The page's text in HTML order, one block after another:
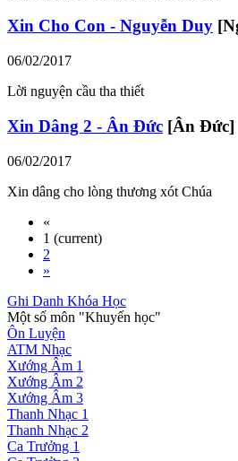
Xin Cho Con - Nguyễn Duy
06/02/2017
Lời nguyện cầu tha thiết
Xin Dâng 2 - Ân Đức [Ân Đức]
06/02/2017
Xin dâng cho lòng thương xót Chúa
«
1 (current)
2
»
Ghi Danh Khóa Học
Một số môn "Khuyến học"
Ôn Luyện
ATM Nhạc
Xướng Âm 1
Xướng Âm 2
Xướng Âm 3
Thanh Nhạc 1
Thanh Nhạc 2
Ca Trưởng 1